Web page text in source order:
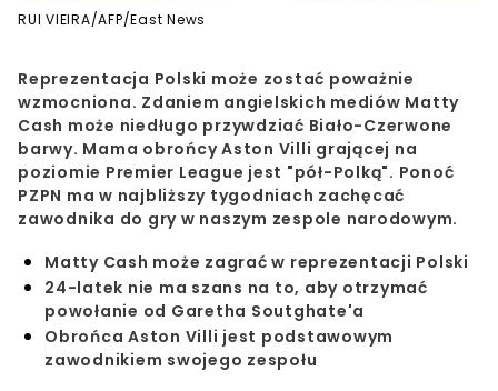
RUI VIEIRA/AFP/East News
Reprezentacja Polski może zostać poważnie
wzmocniona. Zdaniem angielskich mediów Matty
Cash może niedługo przywdziać Biało-Czerwone
barwy. Mama obrońcy Aston Villi grającej na
poziomie Premier League jest "pół-Polką". Ponoć
PZPN ma w najbliższy tygodniach zachęcać
zawodnika do gry w naszym zespole narodowym.
Matty Cash może zagrać w reprezentacji Polski
24-latek nie ma szans na to, aby otrzymać
powołanie od Garetha Soutghate'a
Obrońca Aston Villi jest podstawowym
zawodnikiem swojego zespołu